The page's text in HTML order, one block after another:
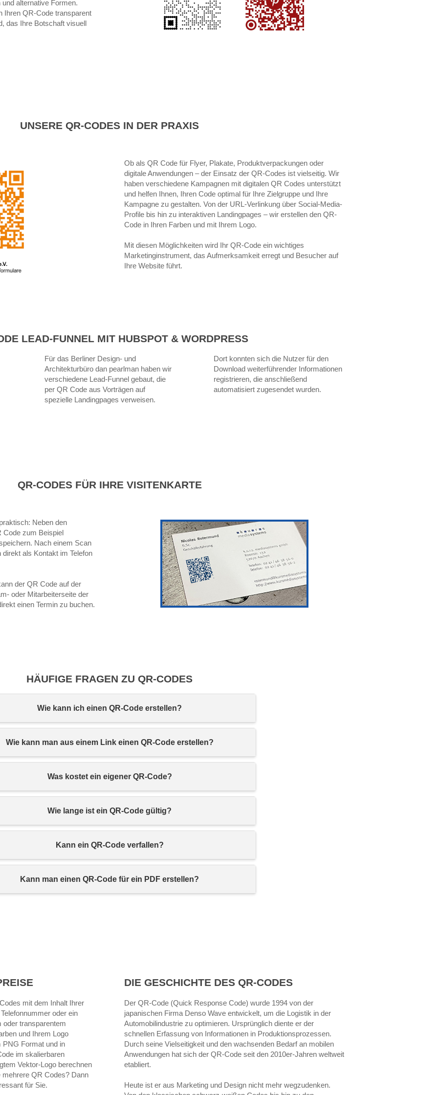
alternative Formen.
Ihren QR-Code transparent
das Ihre Botschaft visuell
UNSERE QR-CODES IN DER PRAXIS
Ob als QR Code für Flyer, Plakate, Produktverpackungen oder
digitale Anwendungen – der Einsatz der QR-Codes ist vielseitig. Wir
haben verschiedene Kampagnen mit digitalen QR Codes unterstützt
und helfen Ihnen, Ihren Code optimal für Ihre Zielgruppe und Ihre
Kampagne zu gestalten. Von der URL-Verlinkung über Social-Media-
Profile bis hin zu interaktiven Landingpages – wir erstellen den QR-
Code in Ihren Farben und mit Ihrem Logo.
Mit diesen Möglichkeiten wird Ihr QR-Code ein wichtiges
Marketinginstrument, das Aufmerksamkeit erregt und Besucher auf
Ihre Website führt.
LEAD-FUNNEL MIT HUBSPOT & WORDPRESS
Für das Berliner Design- und
Architekturbüro dan pearlman haben wir
verschiedene Lead-Funnel gebaut, die
per QR Code aus Vorträgen auf
spezielle Landingpages verweisen.
Dort konnten sich die Nutzer für den
Download weiterführender Informationen
registrieren, die anschließend
automatisiert zugesendet wurden.
QR-CODES FÜR IHRE VISITENKARTE
Neben den
Code zum Beispiel
Nach einem Scan
als Kontakt im Telefon
der QR Code auf der
oder Mitarbeiterseite der
einen Termin zu buchen.
HÄUFIGE FRAGEN ZU QR-CODES
Wie kann ich einen QR-Code erstellen?
Wie kann man aus einem Link einen QR-Code erstellen?
Was kostet ein eigener QR-Code?
Wie lange ist ein QR-Code gültig?
Kann ein QR-Code verfallen?
Kann man einen QR-Code für ein PDF erstellen?
mit dem Inhalt Ihrer
oder ein
transparentem
und Ihrem Logo
Format und in
im skalierbaren
Vektor-Logo berechnen
QR Codes? Dann
für Sie.
DIE GESCHICHTE DES QR-CODES
Der QR-Code (Quick Response Code) wurde 1994 von der
japanischen Firma Denso Wave entwickelt, um die Logistik in der
Automobilindustrie zu optimieren. Ursprünglich diente er der
schnellen Erfassung von Informationen in Produktionsprozessen.
Durch seine Vielseitigkeit und den wachsenden Bedarf an mobilen
Anwendungen hat sich der QR-Code seit den 2010er-Jahren weltweit
etabliert.
Heute ist er aus Marketing und Design nicht mehr wegzudenken.